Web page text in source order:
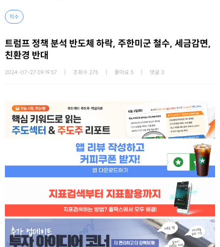
지수
트럼프 정책 분석 반도체 하락, 주한미군 철수, 세금감면,
친환경 반대
2024-07-27 09:19:57 조회수 275 좋아요 5 댓글 3